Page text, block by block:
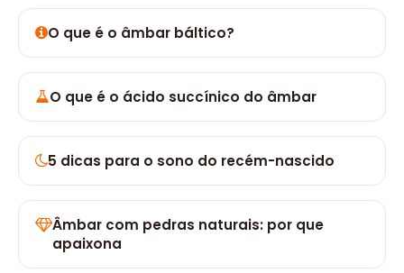
O que é o âmbar báltico?
O que é o ácido succínico do âmbar
5 dicas para o sono do recém-nascido
Âmbar com pedras naturais: por que
apaixona